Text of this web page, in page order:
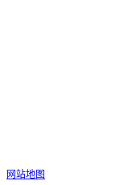
网站地图